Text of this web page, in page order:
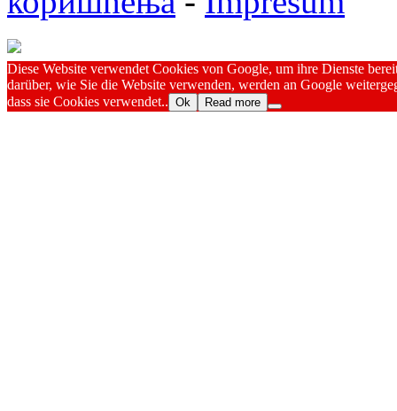
Diese Website verwendet Cookies von Google, um ihre Dienste
darüber, wie Sie die Website verwenden, werden an Google
dass sie Cookies verwendet.. Ok Read more